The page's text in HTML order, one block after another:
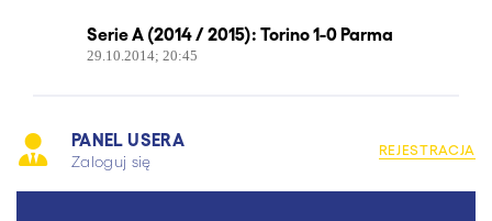
PANEL USERA
Zaloguj się
REJESTRACJA
Serie A (2014 / 2015): Torino 1-0 Parma
29.10.2014; 20:45